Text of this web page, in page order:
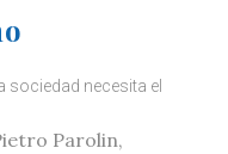
sociedad necesita el
Parolin,